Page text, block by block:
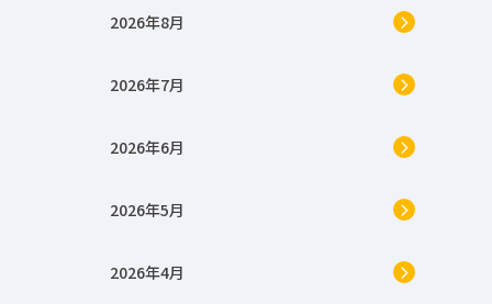
2026年8月
2026年7月
2026年6月
2026年5月
2026年4月